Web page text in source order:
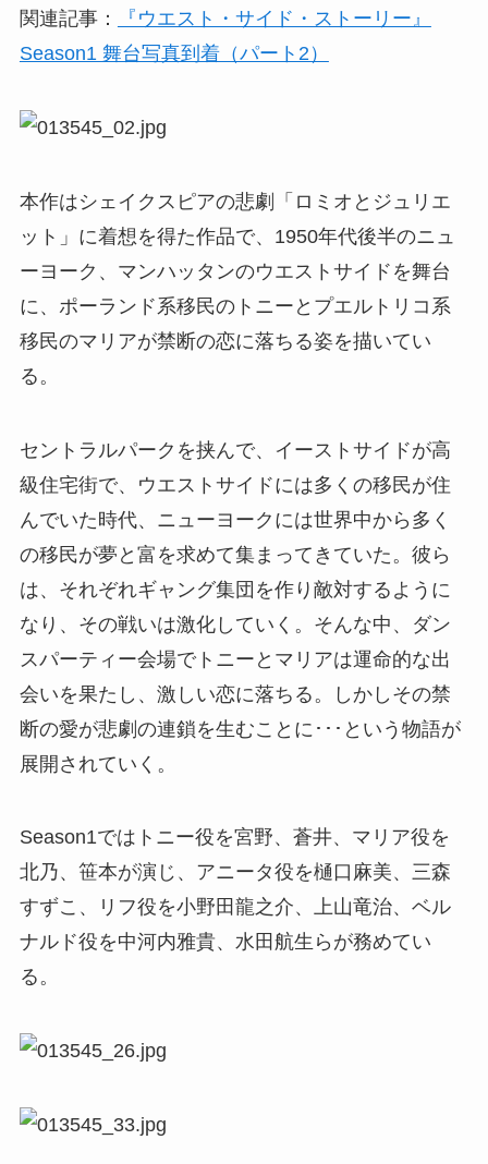
関連記事：
『ウエスト・サイド・ストーリー』
Season1 舞台写真到着（パート2）
本作はシェイクスピアの悲劇「ロミオとジュリエ
ット」に着想を得た作品で、1950年代後半のニュ
ーヨーク、マンハッタンのウエストサイドを舞台
に、ポーランド系移民のトニーとプエルトリコ系
移民のマリアが禁断の恋に落ちる姿を描いてい
る。
セントラルパークを挟んで、イーストサイドが⾼
級住宅街で、ウエストサイドには多くの移⺠が住
んでいた時代、ニューヨークには世界中から多く
の移民が夢と富を求めて集まってきていた。彼ら
は、それぞれギャング集団を作り敵対するように
なり、その戦いは激化していく。そんな中、ダン
スパーティー会場でトニーとマリアは運命的な出
会いを果たし、激しい恋に落ちる。しかしその禁
断の愛が悲劇の連鎖を生むことに･･･という物語が
展開されていく。
Season1ではトニー役を宮野、蒼井、マリア役を
北乃、笹本が演じ、アニータ役を樋口麻美、三森
すずこ、リフ役を小野田龍之介、上山竜治、ベル
ナルド役を中河内雅貴、水田航生らが務めてい
る。